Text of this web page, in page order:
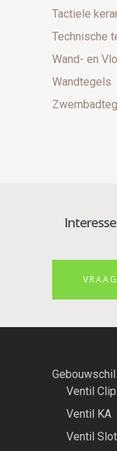
Tactiele
Technische
Wand- en
Wandtegels
Ventil Clip
Ventil KA
Ventil Slot